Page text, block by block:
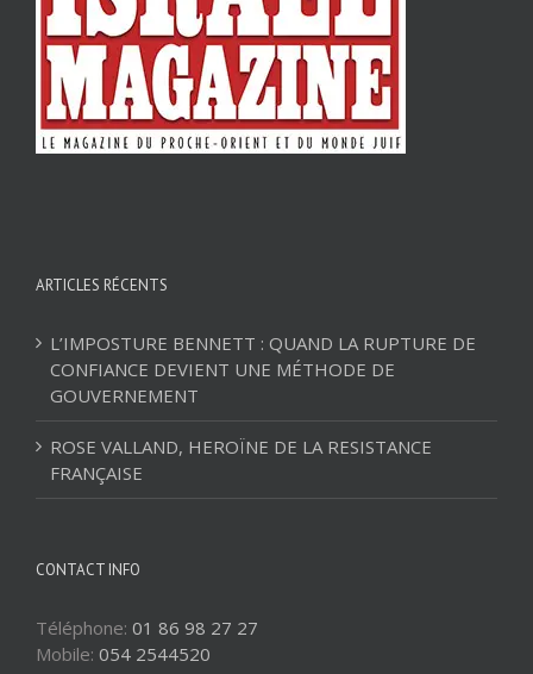
ARTICLES RÉCENTS
L’IMPOSTURE BENNETT : QUAND LA RUPTURE DE
CONFIANCE DEVIENT UNE MÉTHODE DE
GOUVERNEMENT
ROSE VALLAND, HEROÏNE DE LA RESISTANCE
FRANÇAISE
CONTACT INFO
Téléphone: 01 86 98 27 27
Mobile: 054 2544520